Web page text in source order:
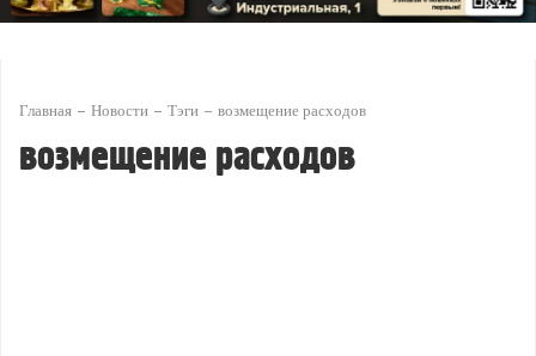
Главная Новости Тэги возмещение расходов
возмещение расходов